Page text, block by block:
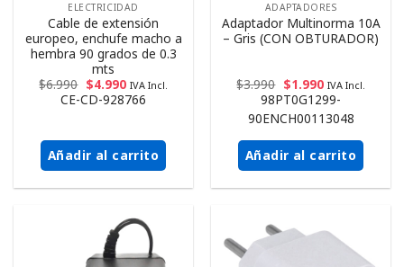
ELECTRICIDAD
Cable de extensión
europeo, enchufe macho a
hembra 90 grados de 0.3
mts
$6.990 $4.990 IVA Incl.
CE-CD-928766
Añadir al carrito
ADAPTADORES
Adaptador Multinorma 10A
– Gris (CON OBTURADOR)
$3.990 $1.990 IVA Incl.
98PT0G1299-
90ENCH00113048
Añadir al carrito